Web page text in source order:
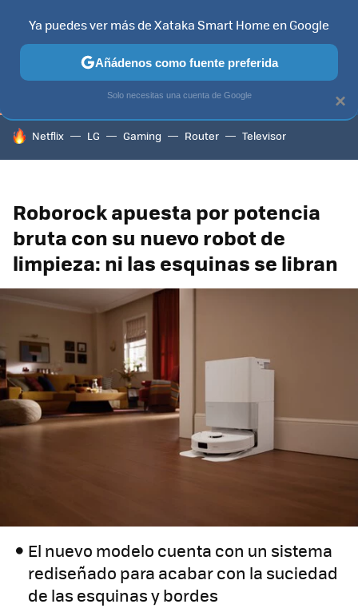
TELEVISORES CONTENIDOS SMART TV SELECCIÓN
HOY SE HABLA DE
Netflix LG Gaming Router Televisor
Roborock apuesta por potencia
bruta con su nuevo robot de
limpieza: ni las esquinas se libran
El nuevo modelo cuenta con un sistema
rediseñado para acabar con la suciedad
de las esquinas y bordes
×
Ya puedes ver más de Xataka Smart Home en Google
Añádenos como fuente preferida
Solo necesitas una cuenta de Google